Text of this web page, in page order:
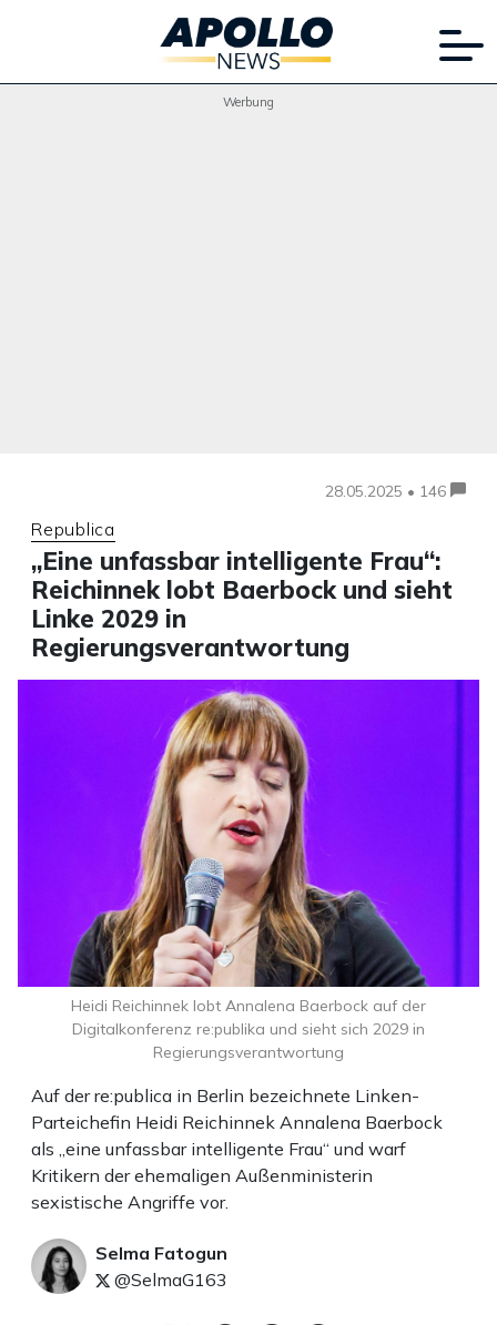
Werbung
28.05.2025 • 146
Republica
„Eine unfassbar intelligente Frau“:
Reichinnek lobt Baerbock und sieht
Linke 2029 in
Regierungsverantwortung
Auf der re:publica in Berlin bezeichnete Linken-
Parteichefin Heidi Reichinnek Annalena Baerbock
als „eine unfassbar intelligente Frau“ und warf
Kritikern der ehemaligen Außenministerin
sexistische Angriffe vor.
Selma Fatogun
@SelmaG163
Heidi Reichinnek lobt Annalena Baerbock auf der
Digitalkonferenz re:publika und sieht sich 2029 in
Regierungsverantwortung